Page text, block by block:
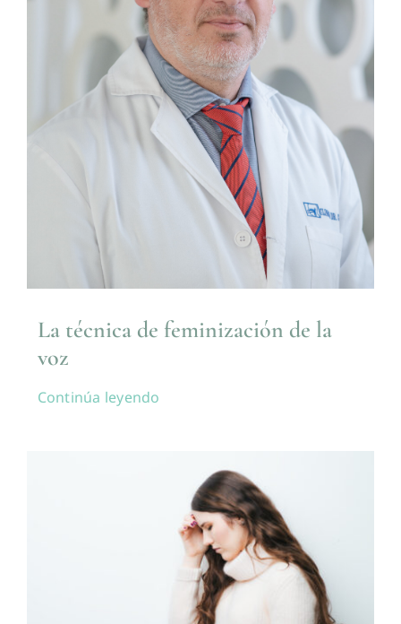
La técnica de feminización de la
voz
Continúa leyendo